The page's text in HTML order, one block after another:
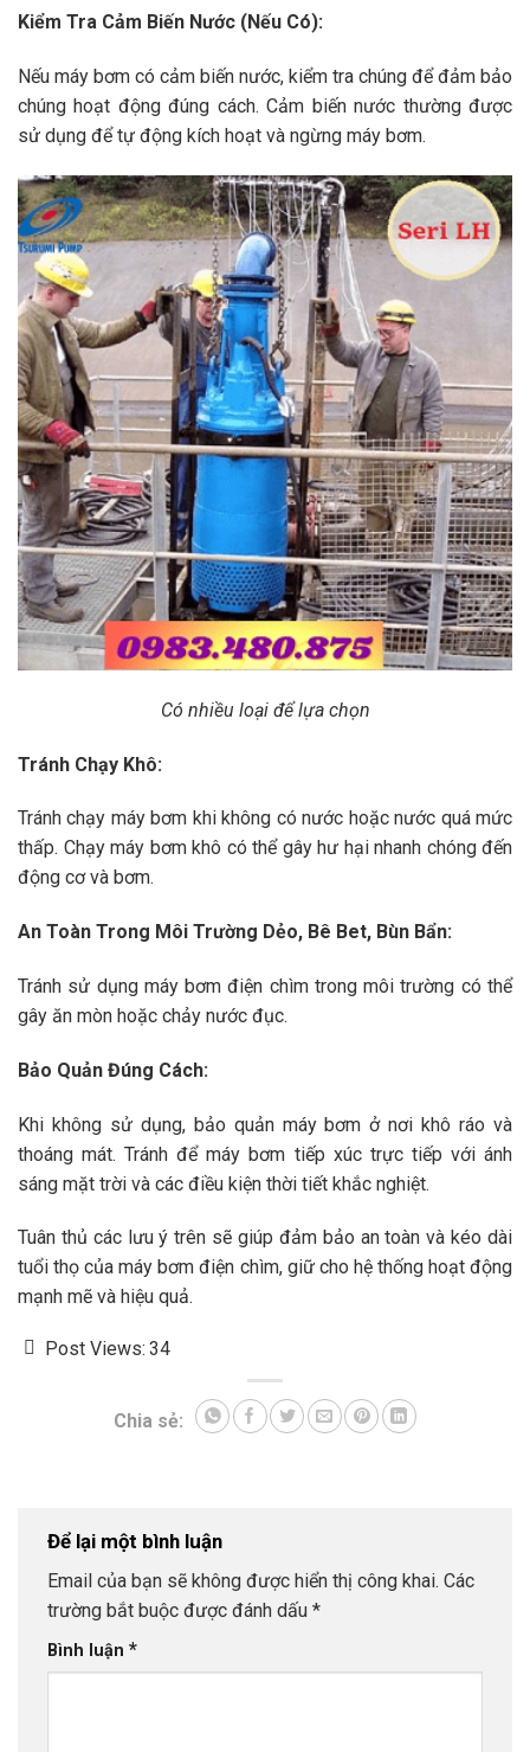
Kiểm Tra Cảm Biến Nước (Nếu Có):
Nếu máy bơm có cảm biến nước, kiểm tra chúng để đảm bảo
chúng hoạt động đúng cách. Cảm biến nước thường được
sử dụng để tự động kích hoạt và ngừng máy bơm.
Có nhiều loại để lựa chọn
Tránh Chạy Khô:
Tránh chạy máy bơm khi không có nước hoặc nước quá mức
thấp. Chạy máy bơm khô có thể gây hư hại nhanh chóng đến
động cơ và bơm.
An Toàn Trong Môi Trường Dẻo, Bê Bet, Bùn Bẩn:
Tránh sử dụng máy bơm điện chìm trong môi trường có thể
gây ăn mòn hoặc chảy nước đục.
Bảo Quản Đúng Cách:
Khi không sử dụng, bảo quản máy bơm ở nơi khô ráo và
thoáng mát. Tránh để máy bơm tiếp xúc trực tiếp với ánh
sáng mặt trời và các điều kiện thời tiết khắc nghiệt.
Tuân thủ các lưu ý trên sẽ giúp đảm bảo an toàn và kéo dài
tuổi thọ của máy bơm điện chìm, giữ cho hệ thống hoạt động
mạnh mẽ và hiệu quả.
Post Views: 34
Chia sẻ:
Để lại một bình luận
Email của bạn sẽ không được hiển thị công khai. Các
trường bắt buộc được đánh dấu *
Bình luận *